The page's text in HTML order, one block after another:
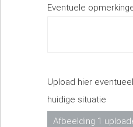
Eventuele
Upload hier
huidige situatie
Afbeelding 1